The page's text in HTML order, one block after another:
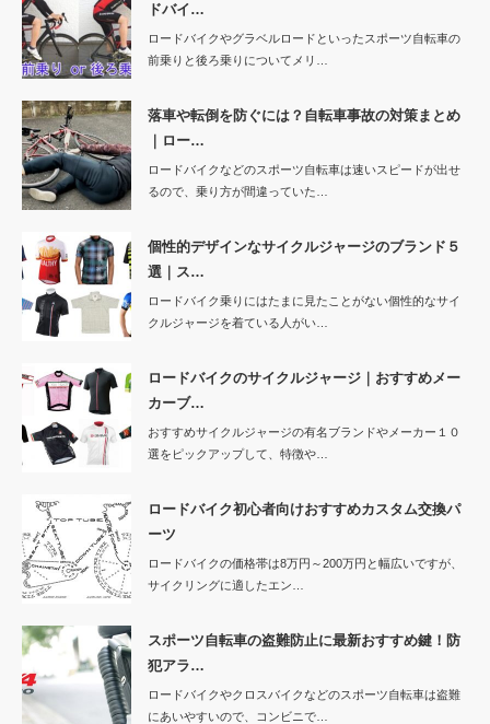
ドバイ…
ロードバイクやグラベルロードといったスポーツ自転車の
前乗りと後ろ乗りについてメリ…
落車や転倒を防ぐには？自転車事故の対策まとめ
｜ロー…
ロードバイクなどのスポーツ自転車は速いスピードが出せ
るので、乗り方が間違っていた…
個性的デザインなサイクルジャージのブランド５
選｜ス…
ロードバイク乗りにはたまに見たことがない個性的なサイ
クルジャージを着ている人がい…
ロードバイクのサイクルジャージ｜おすすめメー
カーブ…
おすすめサイクルジャージの有名ブランドやメーカー１０
選をピックアップして、特徴や…
ロードバイク初心者向けおすすめカスタム交換パ
ーツ
ロードバイクの価格帯は8万円～200万円と幅広いですが、
サイクリングに適したエン…
スポーツ自転車の盗難防止に最新おすすめ鍵！防
犯アラ…
ロードバイクやクロスバイクなどのスポーツ自転車は盗難
にあいやすいので、コンビニで…